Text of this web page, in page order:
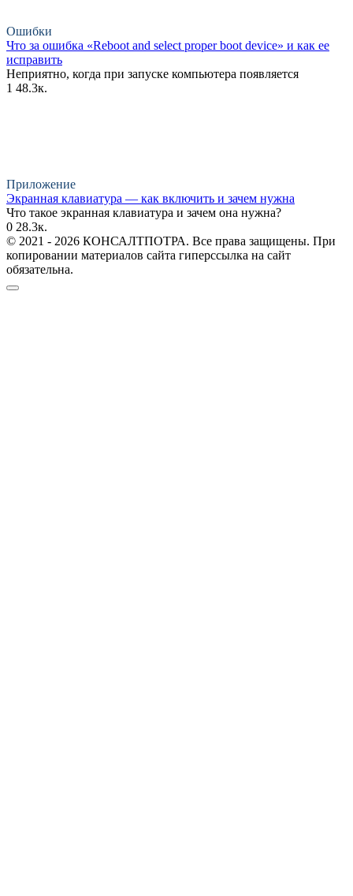
Ошибки
Что за ошибка «Reboot and select proper boot device» и как ее
исправить
Неприятно, когда при запуске компьютера появляется
1 48.3к.
Приложение
Экранная клавиатура — как включить и зачем нужна
Что такое экранная клавиатура и зачем она нужна?
0 28.3к.
© 2021 - 2026 КОНСАЛТПОТРА. Все права защищены. При
копировании материалов сайта гиперссылка на сайт
обязательна.